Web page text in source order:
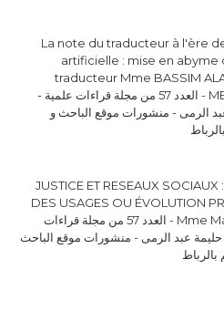
La note du traducteur à l'ère
artificielle : mise en abyme
traducteur Mme BASSIM
MELLOUKI Ismail - العدد 57 من مجلة قراءات علمية -
الرمى - منشورات موقع الباحث و
JUSTICE ET RESEAUX SOCIAUX
DES USAGES OU ÉVOLUTION
Mme Malika ZITOUNY - العدد 57 من مجلة قراءات
حليمة عبد الرمى - منشورات موقع الباحث
بالرباط